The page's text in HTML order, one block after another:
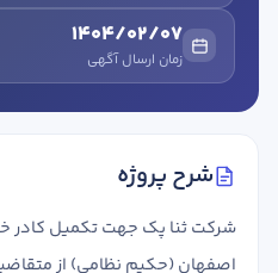
1404/02/07
زمان ارسال آگهی
شرح پروژه
شرکت ثنا پک جهت تکمیل کادر
اصفهان (حکیم نظامی) از
استخدام و شروع
کار
ارتقا به